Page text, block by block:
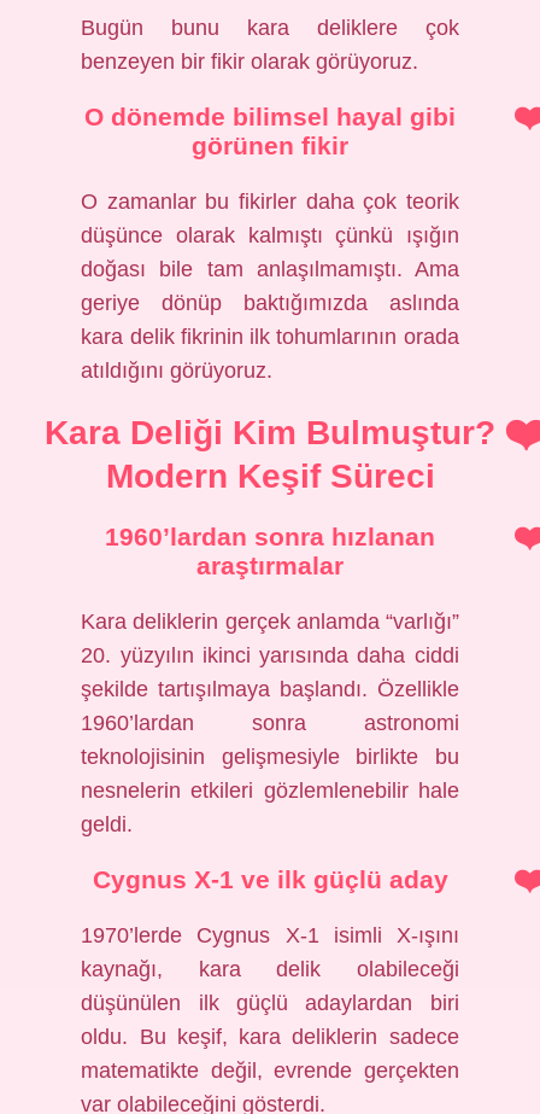
Bugün bunu kara deliklere çok
benzeyen bir fikir olarak görüyoruz.
O dönemde bilimsel hayal gibi
görünen fikir
O zamanlar bu fikirler daha çok teorik
düşünce olarak kalmıştı çünkü ışığın
doğası bile tam anlaşılmamıştı. Ama
geriye dönüp baktığımızda aslında
kara delik fikrinin ilk tohumlarının orada
atıldığını görüyoruz.
Kara Deliği Kim Bulmuştur?
Modern Keşif Süreci
1960’lardan sonra hızlanan
araştırmalar
Kara deliklerin gerçek anlamda “varlığı”
20. yüzyılın ikinci yarısında daha ciddi
şekilde tartışılmaya başlandı. Özellikle
1960’lardan sonra astronomi
teknolojisinin gelişmesiyle birlikte bu
nesnelerin etkileri gözlemlenebilir hale
geldi.
Cygnus X-1 ve ilk güçlü aday
1970’lerde Cygnus X-1 isimli X-ışını
kaynağı, kara delik olabileceği
düşünülen ilk güçlü adaylardan biri
oldu. Bu keşif, kara deliklerin sadece
matematikte değil, evrende gerçekten
var olabileceğini gösterdi.